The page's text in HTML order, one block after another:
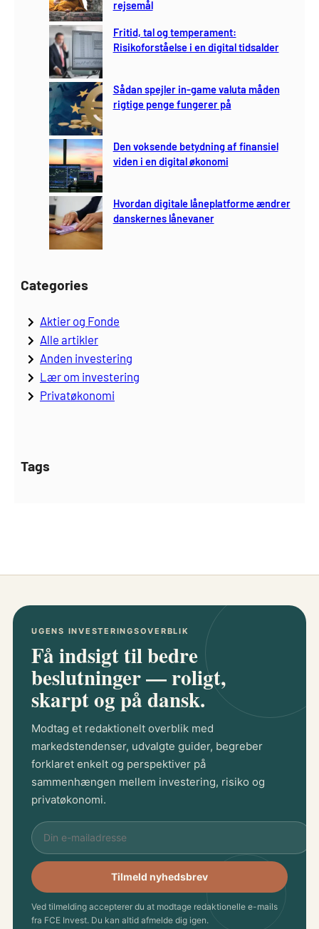
rejsemål
Fritid, tal og temperament:
Risikoforståelse i en digital tidsalder
Sådan spejler in-game valuta måden
rigtige penge fungerer på
Den voksende betydning af finansiel
viden i en digital økonomi
Hvordan digitale låneplatforme ændrer
danskernes lånevaner
Categories
Aktier og Fonde
Alle artikler
Anden investering
Lær om investering
Privatøkonomi
Tags
UGENS INVESTERINGSOVERBLIK
Få indsigt til bedre
beslutninger — roligt,
skarpt og på dansk.
Modtag et redaktionelt overblik med
markedstendenser, udvalgte guider, begreber
forklaret enkelt og perspektiver på
sammenhængen mellem investering, risiko og
privatøkonomi.
Tilmeld nyhedsbrev
Ved tilmelding accepterer du at modtage redaktionelle e-mails
fra FCE Invest. Du kan altid afmelde dig igen.